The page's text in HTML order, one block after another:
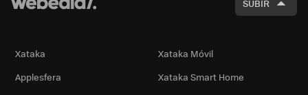
SUBIR
Xataka
Xataka Móvil
Applesfera
Xataka Smart Home